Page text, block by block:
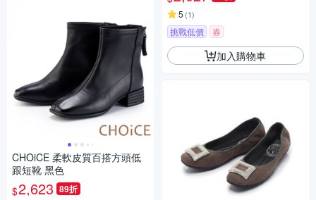
CHOiCE 柔軟皮質百搭方頭低
跟短靴 黑色
$2,623 89折
5 (1)
挑戰低價 券
加入購物車